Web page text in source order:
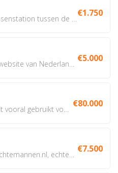
€1.750
€5.000
€80.000
€7.500